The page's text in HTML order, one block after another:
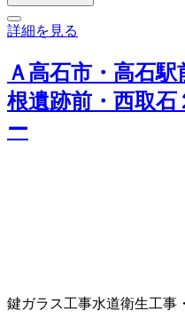
詳細を見る
Ａ高石市・高石
根遺跡前・西取石
ー
鍵ガラス工事水道衛生工事